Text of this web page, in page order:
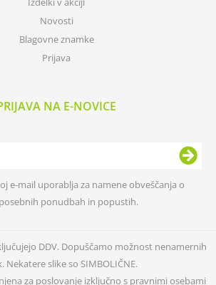
Novosti
Blagovne znamke
Prijava
NA E-NOVICE
e-mail uporablja za namene obveščanja o
ponudbah in popustih.
DDV. Dopuščamo možnost nenamernih
Nekatere slike so SIMBOLIČNE.
za poslovanje izključno s pravnimi osebami